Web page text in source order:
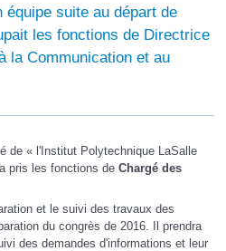
équipe suite au départ de
les fonctions de Directrice
la Communication et au
de « l'Institut Polytechnique LaSalle
pris les fonctions de Chargé des
et le suivi des travaux des
du congrès de 2016. Il prendra
des demandes d'informations et leur